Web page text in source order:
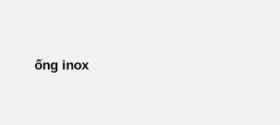
ống inox